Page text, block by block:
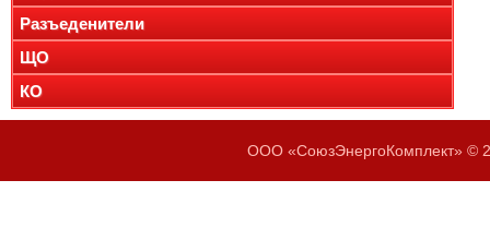
Разъеденители
ЩО
КО
ООО «СоюзЭнергоКомплект» ©